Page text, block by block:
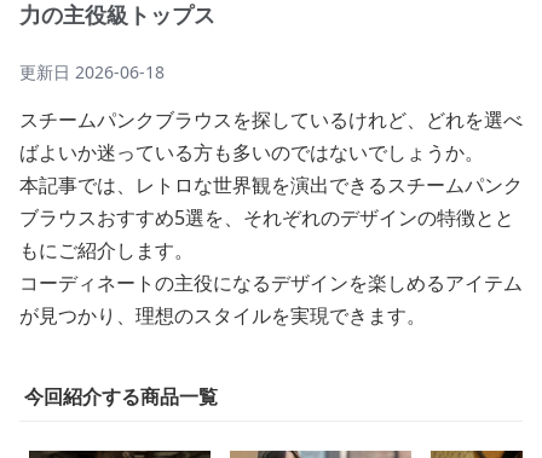
力の主役級トップス
更新日 2026-06-18
スチームパンクブラウスを探しているけれど、どれを選べ
ばよいか迷っている方も多いのではないでしょうか。
本記事では、レトロな世界観を演出できるスチームパンク
ブラウスおすすめ5選を、それぞれのデザインの特徴とと
もにご紹介します。
コーディネートの主役になるデザインを楽しめるアイテム
が見つかり、理想のスタイルを実現できます。
今回紹介する商品一覧